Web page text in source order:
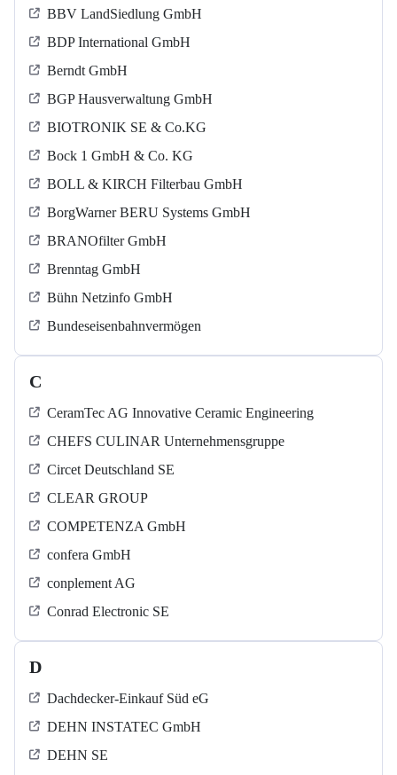
BBV LandSiedlung GmbH
BDP International GmbH
Berndt GmbH
BGP Hausverwaltung GmbH
BIOTRONIK SE & Co.KG
Bock 1 GmbH & Co. KG
BOLL & KIRCH Filterbau GmbH
BorgWarner BERU Systems GmbH
BRANOfilter GmbH
Brenntag GmbH
Bühn Netzinfo GmbH
Bundeseisenbahnvermögen
C
CeramTec AG Innovative Ceramic Engineering
CHEFS CULINAR Unternehmensgruppe
Circet Deutschland SE
CLEAR GROUP
COMPETENZA GmbH
confera GmbH
conplement AG
Conrad Electronic SE
D
Dachdecker-Einkauf Süd eG
DEHN INSTATEC GmbH
DEHN SE